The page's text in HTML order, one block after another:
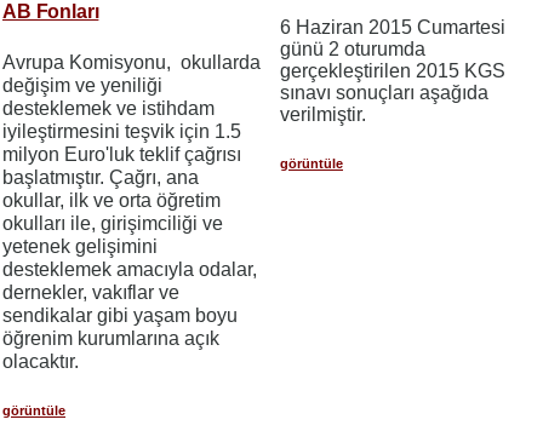
AB Fonları
Avrupa Komisyonu, okullarda
değişim ve yeniliği
desteklemek ve istihdam
iyileştirmesini teşvik için 1.5
milyon Euro'luk teklif çağrısı
başlatmıştır. Çağrı, ana
okullar, ilk ve orta öğretim
okulları ile, girişimciliği ve
yetenek gelişimini
desteklemek amacıyla odalar,
dernekler, vakıflar ve
sendikalar gibi yaşam boyu
öğrenim kurumlarına açık
olacaktır.
görüntüle
6 Haziran 2015 Cumartesi
günü 2 oturumda
gerçekleştirilen 2015 KGS
sınavı sonuçları aşağıda
verilmiştir.
görüntüle